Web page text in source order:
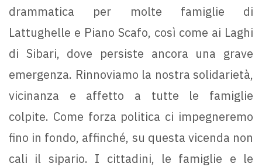
drammatica per molte famiglie di
Lattughelle e Piano Scafo, così come ai Laghi
di Sibari, dove persiste ancora una grave
emergenza. Rinnoviamo la nostra solidarietà,
vicinanza e affetto a tutte le famiglie
colpite. Come forza politica ci impegneremo
fino in fondo, affinché, su questa vicenda non
cali il sipario. I cittadini, le famiglie e le